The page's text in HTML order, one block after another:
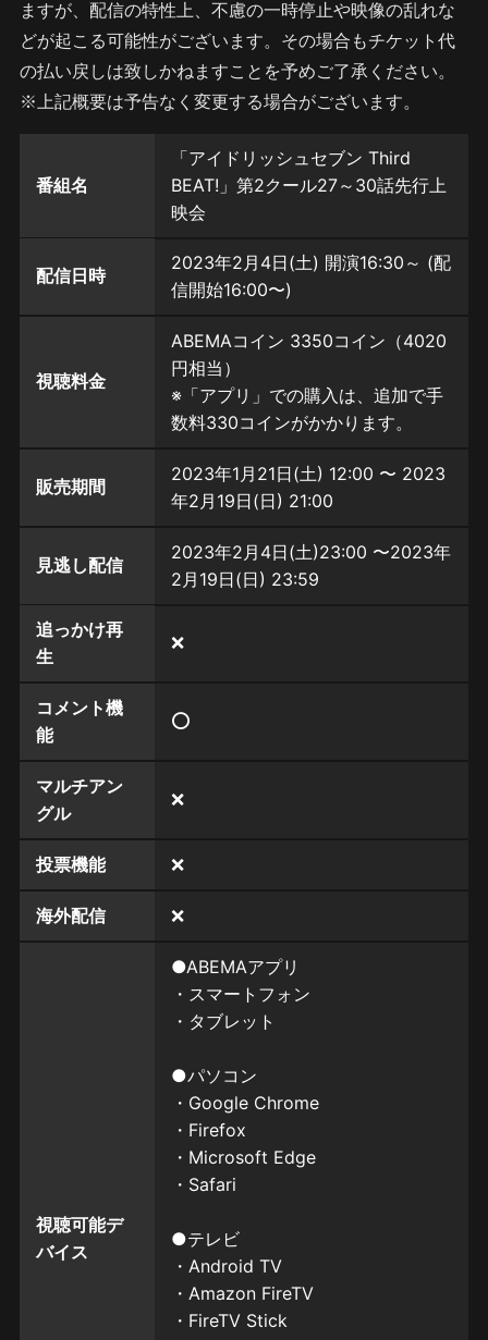
ますが、配信の特性上、不慮の一時停止や映像の乱れな
どが起こる可能性がございます。その場合もチケット代
の払い戻しは致しかねますことを予めご了承ください。
※上記概要は予告なく変更する場合がございます。